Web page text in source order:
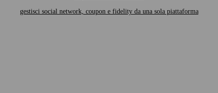
gestisci social network, coupon e fidelity da una sola piattaforma